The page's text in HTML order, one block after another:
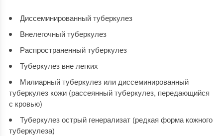
Диссеминированный туберкулез
Внелегочный туберкулез
Распространенный туберкулез
Туберкулез вне легких
Милиарный туберкулез или диссеминированный
туберкулез кожи (рассеянный туберкулез, передающийся
с кровью)
Туберкулез острый генерализат (редкая форма кожного
туберкулеза)